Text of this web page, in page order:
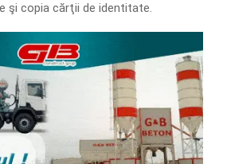
şi copia cărţii de identitate.